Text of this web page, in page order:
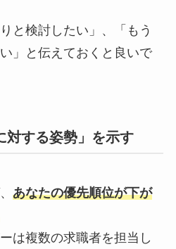
と検討したい」、「もう
」と伝えておくと良いで
対する姿勢」を示す
あなたの優先順位が下が
は複数の求職者を担当し